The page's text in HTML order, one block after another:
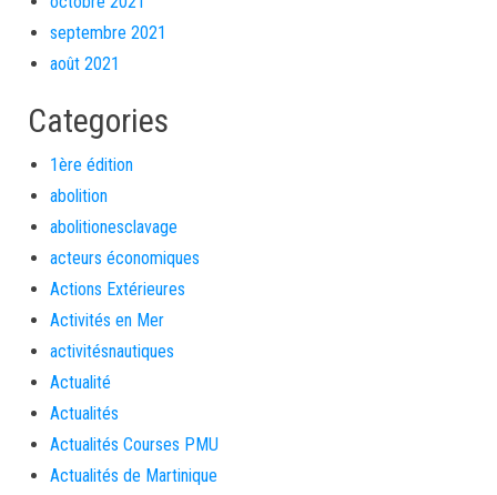
septembre 2021
août 2021
Categories
1ère édition
abolition
abolitionesclavage
acteurs économiques
Actions Extérieures
Activités en Mer
activitésnautiques
Actualité
Actualités
Actualités Courses PMU
Actualités de Martinique